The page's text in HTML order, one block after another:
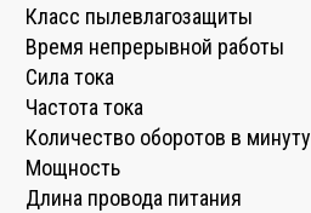
Класс пылевлагозащиты
Время непрерывной работы
Сила тока
Частота тока
Количество оборотов в минуту
Мощность
Длина провода питания